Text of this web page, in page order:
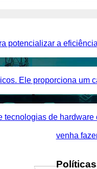
potencializar a
Ele proporciona um
de
venha